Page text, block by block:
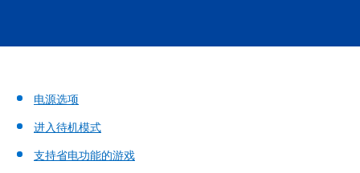
电源选项
进入待机模式
支持省电功能的游戏